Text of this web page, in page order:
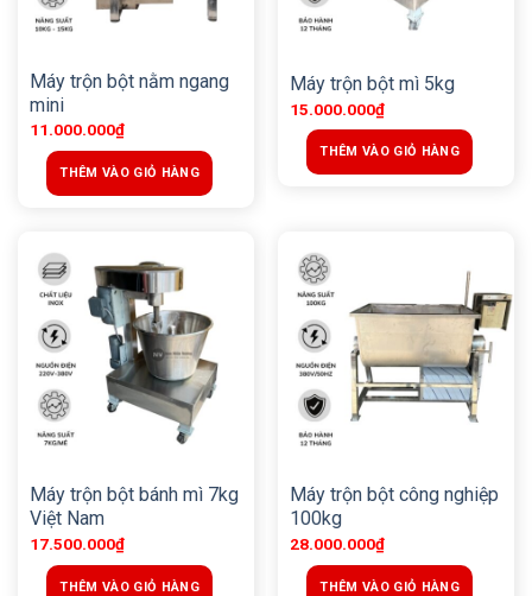
Máy trộn bột nằm ngang
mini
11.000.000₫
THÊM VÀO GIỎ HÀNG
Máy trộn bột mì 5kg
15.000.000₫
THÊM VÀO GIỎ HÀNG
Máy trộn bột bánh mì 7kg
Việt Nam
17.500.000₫
THÊM VÀO GIỎ HÀNG
Máy trộn bột công nghiệp
100kg
28.000.000₫
THÊM VÀO GIỎ HÀNG